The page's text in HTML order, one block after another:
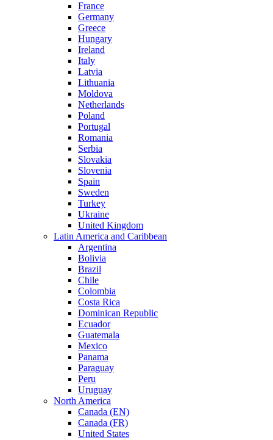
France
Germany
Greece
Hungary
Ireland
Italy
Latvia
Lithuania
Moldova
Netherlands
Poland
Portugal
Romania
Serbia
Slovakia
Slovenia
Spain
Sweden
Turkey
Ukraine
United Kingdom
Latin America and Caribbean
Argentina
Bolivia
Brazil
Chile
Colombia
Costa Rica
Dominican Republic
Ecuador
Guatemala
Mexico
Panama
Paraguay
Peru
Uruguay
North America
Canada (EN)
Canada (FR)
United States